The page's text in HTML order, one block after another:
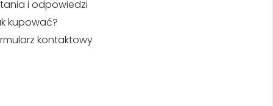
i odpowiedzi
kupować?
kontaktowy